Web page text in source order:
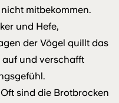
mitbekommen.
und Hefe,
der Vögel quillt das
auf und verschafft
sind die Brotbrocken